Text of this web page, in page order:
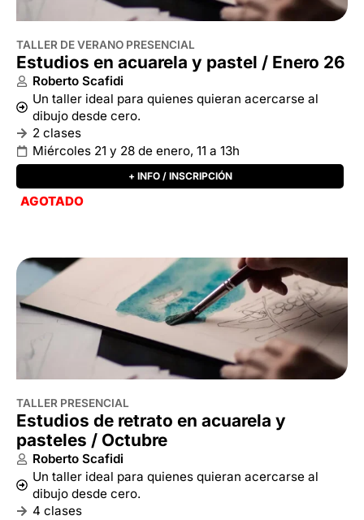
Miércoles 21 y 28 de enero, 11 a 13h
AGOTADO
TALLER PRESENCIAL
Estudios de retrato en acuarela y
pasteles / Octubre
Roberto Scafidi
Un taller ideal para quienes quieran acercarse al
dibujo desde cero.
3 DISPONIBLES